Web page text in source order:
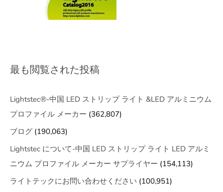
最も閲覧された投稿
Lightstec®-中国 LED ストリップ ライト &LED アルミニウム
プロファイル メーカー (362,807)
ブログ (190,063)
Lightstec について-中国 LED ストリップ ライト LED アルミ
ニウム プロファイル メーカー サプライヤー (154,113)
ライトテックにお問い合わせください (100,951)